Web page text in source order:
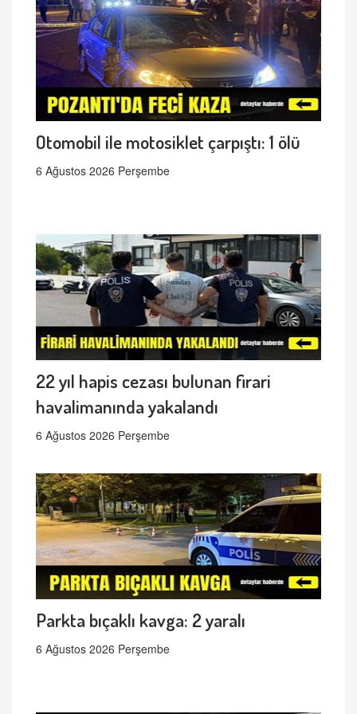
Otomobil ile motosiklet çarpıştı: 1 ölü
6 Ağustos 2026 Perşembe
22 yıl hapis cezası bulunan firari
havalimanında yakalandı
6 Ağustos 2026 Perşembe
Parkta bıçaklı kavga: 2 yaralı
6 Ağustos 2026 Perşembe